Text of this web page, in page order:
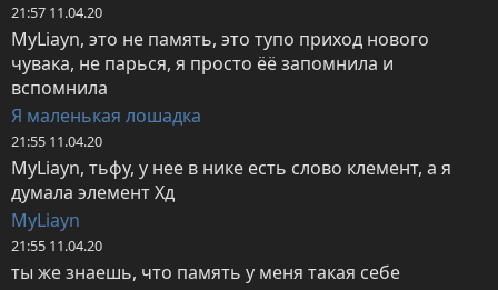
21:57 11.04.20
MyLiayn, это не память, это тупо приход нового
чувака, не парься, я просто ёё запомнила и
вспомнила
Я маленькая лошадка
21:55 11.04.20
MyLiayn, тьфу, у нее в нике есть слово клемент, а я
думала элемент Хд
MyLiayn
21:55 11.04.20
ты же знаешь, что память у меня такая себе